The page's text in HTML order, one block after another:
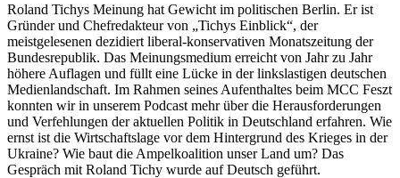
Roland Tichys Meinung hat Gewicht im politischen Berlin. Er ist
Gründer und Chefredakteur von „Tichys Einblick“, der
meistgelesenen dezidiert liberal-konservativen Monatszeitung der
Bundesrepublik. Das Meinungsmedium erreicht von Jahr zu Jahr
höhere Auflagen und füllt eine Lücke in der linkslastigen deutschen
Medienlandschaft. Im Rahmen seines Aufenthaltes beim MCC Feszt
konnten wir in unserem Podcast mehr über die Herausforderungen
und Verfehlungen der aktuellen Politik in Deutschland erfahren. Wie
ernst ist die Wirtschaftslage vor dem Hintergrund des Krieges in der
Ukraine? Wie baut die Ampelkoalition unser Land um? Das
Gespräch mit Roland Tichy wurde auf Deutsch geführt.